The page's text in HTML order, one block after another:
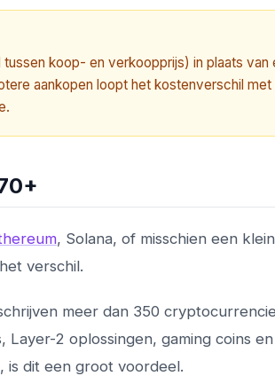
koop- en verkoopprijs) in plaats
aankopen loopt het kostenverschil
, Solana, of misschien een
verschil.
meer dan 350
Layer-2 oplossingen, gaming coins
is dit een groot voordeel.